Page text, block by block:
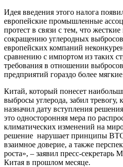
Идея введения этого налога
европейские промышленные
протест в связи с тем, что
сокращению углеродных
европейских компаний
сравнению с импортом из таких
требования в отношении
предприятий гораздо более
Китай, который понесет
выбросы углерода, забил тревогу,
назначил дату вступления
это односторонняя мера по
климатических изменений на
решение нарушает принципы ВТО
взаимное доверие, а также
роста», – заявил пресс-секретарь
Китая в прошлом месяце.